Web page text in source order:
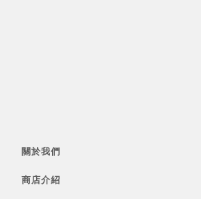
關於我們
商店介紹